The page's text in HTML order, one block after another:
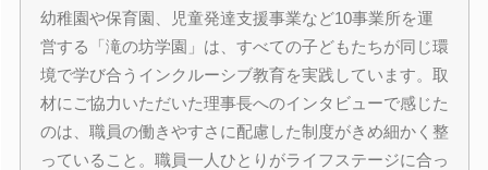
幼稚園や保育園、児童発達支援事業など10事業所を運
営する「滝の坊学園」は、すべての子どもたちが同じ環
境で学び合うインクルーシブ教育を実践しています。取
材にご協力いただいた理事長へのインタビューで感じた
のは、職員の働きやすさに配慮した制度がきめ細かく整
っていること。職員一人ひとりがライフステージに合っ